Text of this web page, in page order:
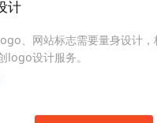
计
、网站标志需要量身设计，
logo设计服务。